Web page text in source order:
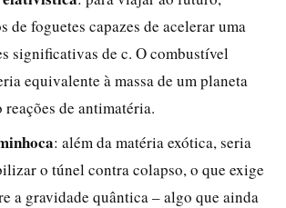
de foguetes capazes de acelerar uma
significativas de c. O combustível
equivalente à massa de um planeta
reações de antimatéria.
: além da matéria exótica, seria
o túnel contra colapso, o que exige
a gravidade quântica – algo que ainda